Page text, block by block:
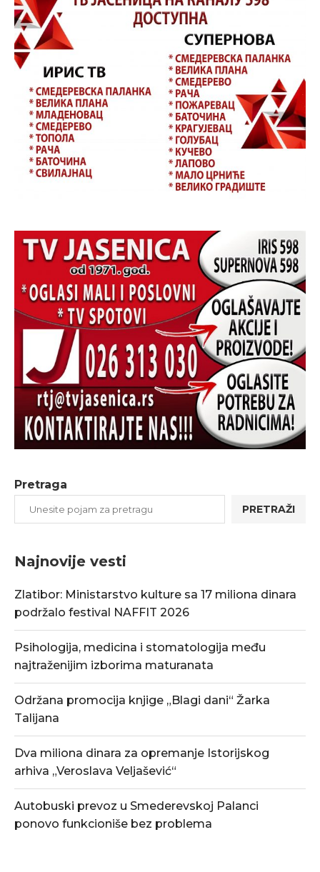
Pretraga
PRETRAŽI
Najnovije vesti
Zlatibor: Ministarstvo kulture sa 17 miliona dinara
podržalo festival NAFFIT 2026
Psihologija, medicina i stomatologija među
najtraženijim izborima maturanata
Održana promocija knjige „Blagi dani“ Žarka
Talijana
Dva miliona dinara za opremanje Istorijskog
arhiva „Veroslava Veljašević“
Autobuski prevoz u Smederevskoj Palanci
ponovo funkcioniše bez problema